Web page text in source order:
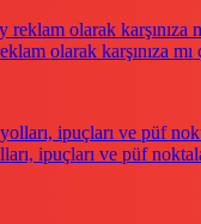
olarak karşınıza
ipuçları ve püf